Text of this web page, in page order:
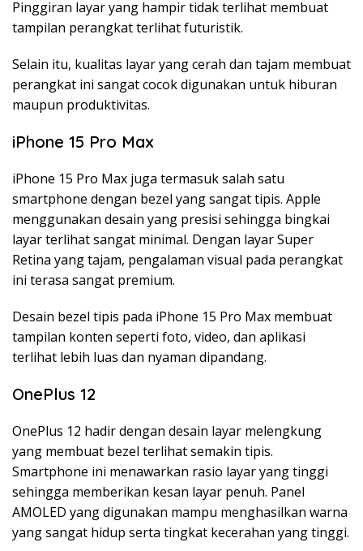
Pinggiran layar yang hampir tidak terlihat membuat
tampilan perangkat terlihat futuristik.
Selain itu, kualitas layar yang cerah dan tajam membuat
perangkat ini sangat cocok digunakan untuk hiburan
maupun produktivitas.
iPhone 15 Pro Max
iPhone 15 Pro Max juga termasuk salah satu
smartphone dengan bezel yang sangat tipis. Apple
menggunakan desain yang presisi sehingga bingkai
layar terlihat sangat minimal. Dengan layar Super
Retina yang tajam, pengalaman visual pada perangkat
ini terasa sangat premium.
Desain bezel tipis pada iPhone 15 Pro Max membuat
tampilan konten seperti foto, video, dan aplikasi
terlihat lebih luas dan nyaman dipandang.
OnePlus 12
OnePlus 12 hadir dengan desain layar melengkung
yang membuat bezel terlihat semakin tipis.
Smartphone ini menawarkan rasio layar yang tinggi
sehingga memberikan kesan layar penuh. Panel
AMOLED yang digunakan mampu menghasilkan warna
yang sangat hidup serta tingkat kecerahan yang tinggi.